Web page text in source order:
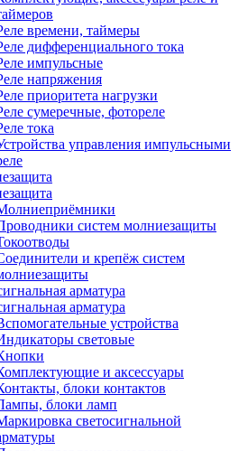
времени, таймеры
дифференциального тока
импульсные
напряжения
приоритета нагрузки
сумеречные, фотореле
тока
управления импульсными
систем молниезащиты
и крепёж систем
арматура
арматура
устройства
световые
и аксессуары
блоки контактов
блоки ламп
светосигнальной